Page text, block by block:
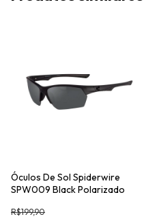
Óculos De Sol Spiderwire
SPW009 Black Polarizado
R$199,90